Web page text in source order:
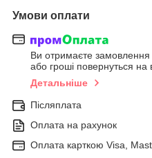
Умови оплати
Ви отримаєте замовлення
або гроші повернуться на
Детальніше
Післяплата
Оплата на рахунок
Оплата карткою Visa,